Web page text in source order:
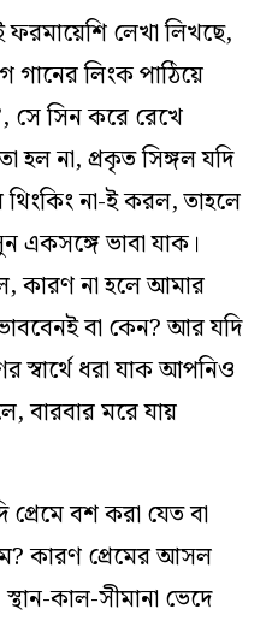
ফরমায়েশি লেখা লিখছে,
গানের লিংক পাঠিয়ে
সে সিন করে রেখে
হল না, প্রকৃত সিঙ্গল যদি
থিংকিং না-ই করল, তাহলে
একসঙ্গে ভাবা যাক।
কারণ না হলে আমার
বা কেন? আর যদি
স্বার্থে ধরা যাক আপনিও
বারবার মরে যায়
প্রেমে বশ করা যেত বা
কারণ প্রেমের আসল
কাল-সীমানা ভেদে